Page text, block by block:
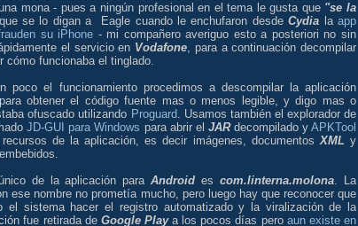
mona - pues a ningún profesional en el tema le gusta que "se la
se lo digan a Eagle cuando le enchufaron desdeCydia laapp
su iPhone - mi compañero averiguo esto a posteriori no sin
el servicio en Vodafone, para a continuación decompilar
cómo funcionaba el tinglado.
poco el funcionamiento procedimos a descompilar la aplicación
para obtener el código fuente mas o menos legible, y digo mas o
ofuscado utilizando Proguard. Usamos también el explorador de
JD-GUI para Windows para abrir el JARdecompilado yAPKTool
de la aplicación, es decir imágenes, documentosXML y
de la aplicación paraAndroid escom.linterna.molona. La
ese nombre no prometía mucho, pero luego hay que reconocer que
el sistema hacer el registro automatizado y la viralización de la
fue retirada de Google Playa los pocos días pero aun existe en